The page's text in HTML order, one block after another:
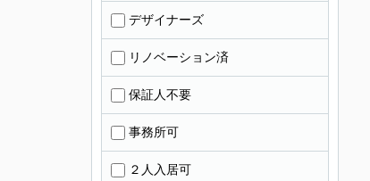
デザイナーズ
リノベーション済
保証人不要
事務所可
２人入居可